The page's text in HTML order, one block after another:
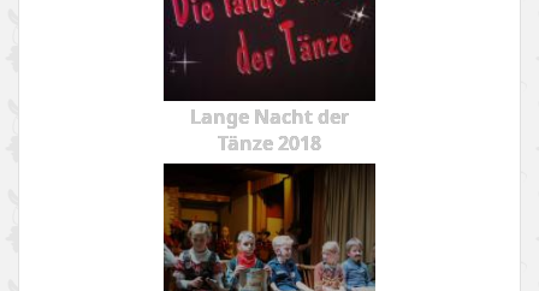
Lange Nacht der
Tänze 2018